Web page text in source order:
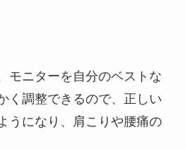
モニターを自分のベストな
く調整できるので、正しい
うになり、肩こりや腰痛の